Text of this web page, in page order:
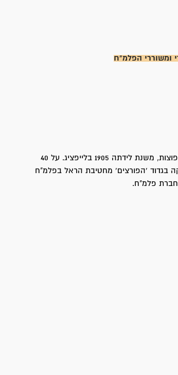
ומשוררי הפלמ"ח
חייה ופועלה של חלוצת המחול הארצישראלי בארץ ובתפוצות, משנת לידתה 1905 בלייפציג. על 40
בגדוד 'הפורצים' מחטיבת הראל בפלמ"ח